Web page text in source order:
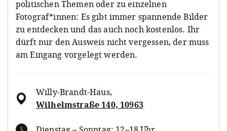
politischen Themen oder zu einzelnen
Fotograf*innen: Es gibt immer spannende Bilder
zu entdecken und das auch noch kostenlos. Ihr
dürft nur den Ausweis nicht vergessen, der muss
am Eingang vorgelegt werden.
Willy-Brandt-Haus,
Wilhelmstraße 140, 10963